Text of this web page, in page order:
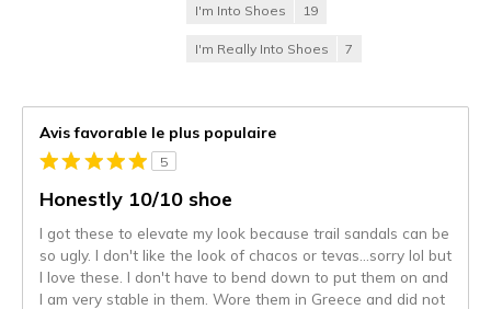
I'm Into Shoes 19
I'm Really Into Shoes 7
Avis favorable le plus populaire
5
Honestly 10/10 shoe
I got these to elevate my look because trail sandals can be
so ugly. I don't like the look of chacos or tevas…sorry lol but
I love these. I don't have to bend down to put them on and
I am very stable in them. Wore them in Greece and did not